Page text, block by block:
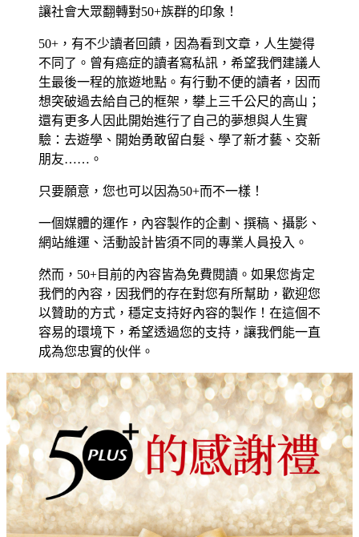
讓社會大眾翻轉對50+族群的印象！
50+，有不少讀者回饋，因為看到文章，人生變得
不同了。曾有癌症的讀者寫私訊，希望我們建議人
生最後一程的旅遊地點。有行動不便的讀者，因而
想突破過去給自己的框架，攀上三千公尺的高山；
還有更多人因此開始進行了自己的夢想與人生實
驗：去遊學、開始勇敢留白髮、學了新才藝、交新
朋友……。
只要願意，您也可以因為50+而不一樣！
一個媒體的運作，內容製作的企劃、撰稿、攝影、
網站維運、活動設計皆須不同的專業人員投入。
然而，50+目前的內容皆為免費閱讀。如果您肯定
我們的內容，因我們的存在對您有所幫助，歡迎您
以贊助的方式，穩定支持好內容的製作！在這個不
容易的環境下，希望透過您的支持，讓我們能一直
成為您忠實的伙伴。